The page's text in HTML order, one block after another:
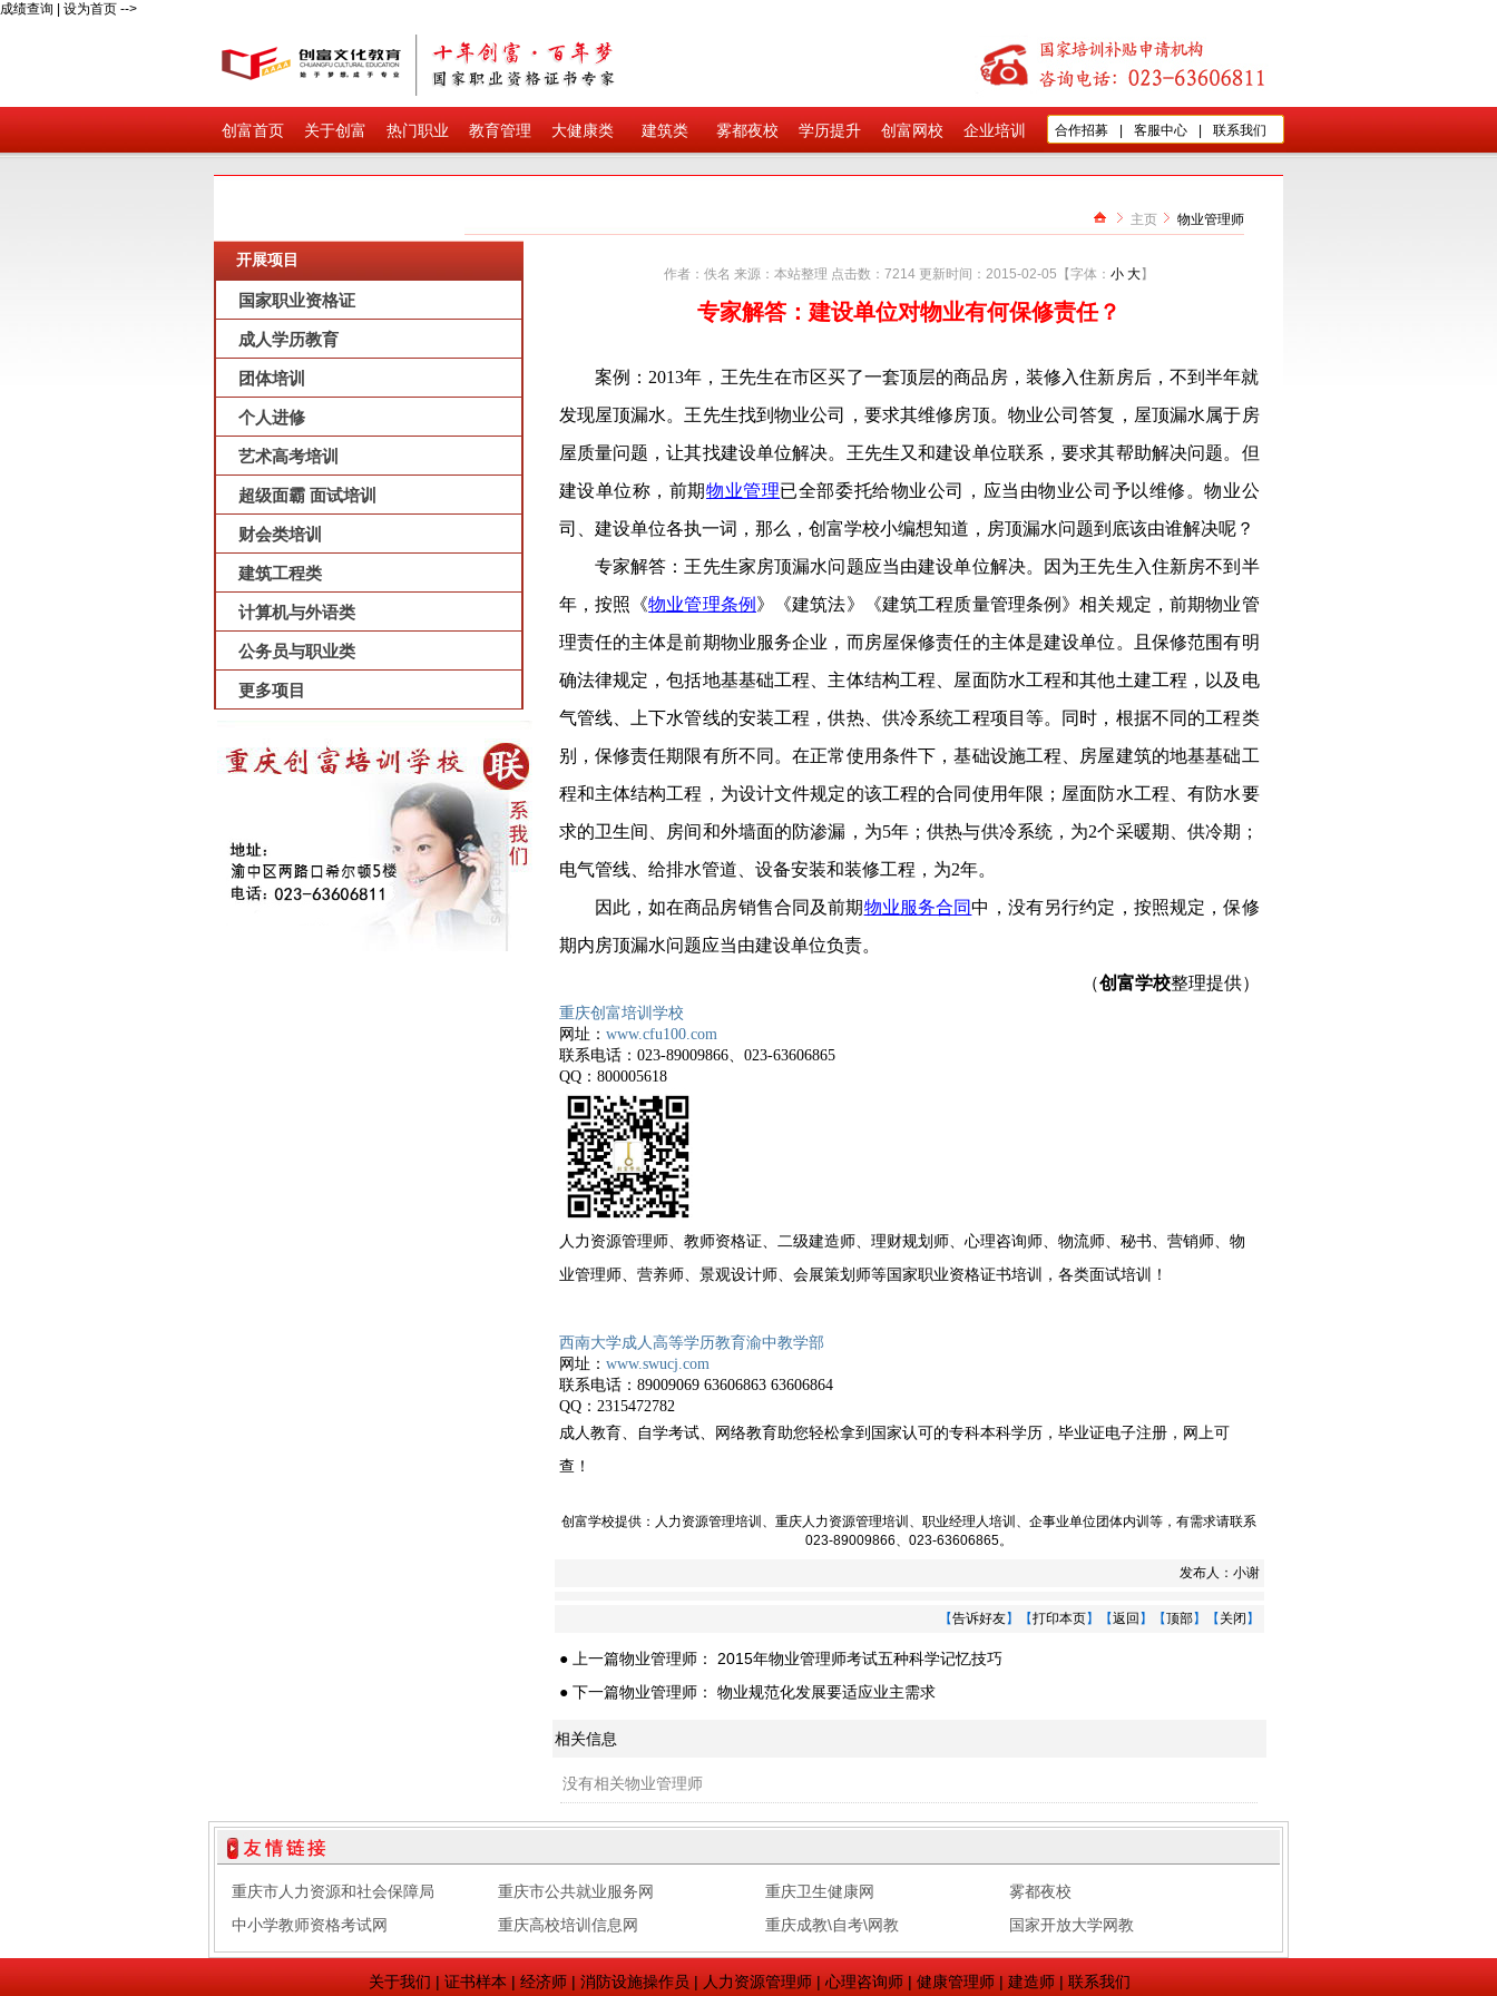
成绩查询 设为首页 -->
创富首页 关于创富 热门职业 教育管理 大健康类 建筑类 雾都夜校 学历提升 创富网校 企业培训 合作招募 客服中心 联系我们
主页 物业管理师
开展项目
国家职业资格证
成人学历教育
团体培训
个人进修
艺术高考培训
超级面霸 面试培训
财会类培训
建筑工程类
计算机与外语类
公务员与职业类
更多项目
作者：佚名 来源：本站整理 点击数：7214 更新时间：2015-02-05【字体： 小 大】
专家解答：建设单位对物业有何保修责任？
案例：2013年，王先生在市区买了一套顶层的商品房，装修入住新房后，不到半年就
发现屋顶漏水。王先生找到物业公司，要求其维修房顶。物业公司答复，屋顶漏水属于房
屋质量问题，让其找建设单位解决。王先生又和建设单位联系，要求其帮助解决问题。但
建设单位称，前期物业管理已全部委托给物业公司，应当由物业公司予以维修。物业公
司、建设单位各执一词，那么， 创富学校小编想知道， 房顶漏水问题到底该由谁解决呢？
专家解答：王先生家房顶漏水问题应当由建设单位解决。因为王先生入住新房不到半
年，按照《物业管理条例 》《建筑法》《建筑工程质量管理条例》相关规定，前期物业管
理责任的主体是前期物业服务企业，而房屋保修责任的主体是建设单位。且保修范围有明
确法律规定，包括地基基础工程、主体结构工程、屋面防水工程和其他土建工程，以及电
气管线、上下水管线的安装工程，供热、供冷系统工程项目等。同时，根据不同的工程类
别，保修责任期限有所不同。在正常使用条件下，基础设施工程、房屋建筑的地基基础工
程和主体结构工程，为设计文件规定的该工程的合同使用年限；屋面防水工程、有防水要
求的卫生间、房间和外墙面的防渗漏，为5年；供热与供冷系统，为2个采暖期、供冷期；
电气管线、给排水管道、设备安装和装修工程，为2年。
因此，如在商品房销售合同及前期物业服务合同中，没有另行约定，按照规定，保修
期内房顶漏水问题应当由建设单位负责。
（创富学校整理提供）
重庆创富培训学校
网址： www.cfu100.com
联系电话： 023-89009866、 023-63606865
QQ： 800005618
人力资源管理师、教师资格证、二级建造师、理财规划师、心理咨询师、物流师、秘书、营销师、 物
业管理师、 营养师、景观设计师、会展策划师等国家职业资格证书培训， 各类面试培训 ！
西南大学成人高等学历教育渝中教学部
网址： www.swucj.com
联系电话： 89009069 63606863 63606864
QQ： 2315472782
成人教育、自学考试、网络教育助您轻松拿到国家认可的专科本科学历，毕业证电子注册，网上可
查！
创富学校提供： 人力资源管理培训 、 重庆人力资源管理培训 、 职业经理人培训 、 企事业单位团体内训 等，有需求请联系
023-89009866、023-63606865。
发布人： 小谢
【告诉好友】【打印本页】【返回 】【顶部】【 关闭 】
● 上一篇物业管理师： 2015年物业管理师考试五种科学记忆技巧
● 下一篇物业管理师： 物业规范化发展要适应业主需求
相关信息
没有相关物业管理师
重庆市人力资源和社会保障局 重庆市公共就业服务网 重庆卫生健康网
雾都夜校
中小学教师资格考试网
重庆高校培训信息网 重庆成教\自考\网教 国家开放大学网教
关于我们 | 证书样本| 经济师| 消防设施操作员 | 人力资源管理师|心理咨询师| 健康管理师| 建造师| 联系我们